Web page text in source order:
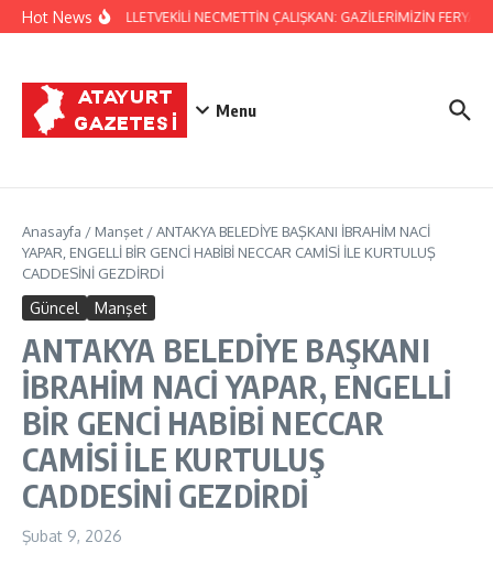
İçeriğe atla
Hot News
HATAY MİLLETVEKİLİ NECMETTİN ÇALIŞKAN: GAZİLERİMİZİN
Menu
Anasayfa / Manşet /ANTAKYA BELEDİYE BAŞKANI İBRAHİM NACİ
YAPAR, ENGELLİ BİR GENCİ HABİBİ NECCAR CAMİSİ İLE KURTULUŞ
CADDESİNİ GEZDİRDİ
Güncel Manşet
ANTAKYA BELEDİYE BAŞKANI
İBRAHİM NACİ YAPAR, ENGELLİ
BİR GENCİ HABİBİ NECCAR
CAMİSİ İLE KURTULUŞ
CADDESİNİ GEZDİRDİ
Şubat 9, 2026